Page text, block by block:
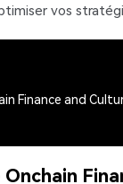
vos
Finance and